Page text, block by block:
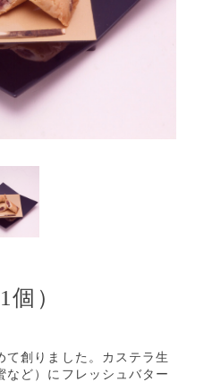
）
て創りました。カステラ生
など）にフレッシュバター